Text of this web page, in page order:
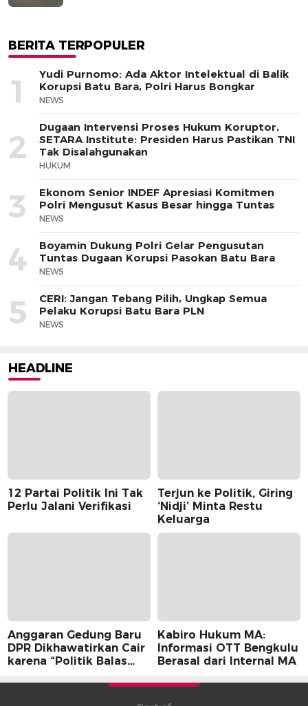
BERITA TERPOPULER
1
Yudi Purnomo: Ada Aktor Intelektual di Balik
Korupsi Batu Bara, Polri Harus Bongkar
NEWS
2
Dugaan Intervensi Proses Hukum Koruptor,
SETARA Institute: Presiden Harus Pastikan TNI
Tak Disalahgunakan
HUKUM
3
Ekonom Senior INDEF Apresiasi Komitmen
Polri Mengusut Kasus Besar hingga Tuntas
NEWS
4
Boyamin Dukung Polri Gelar Pengusutan
Tuntas Dugaan Korupsi Pasokan Batu Bara
NEWS
5
CERI: Jangan Tebang Pilih, Ungkap Semua
Pelaku Korupsi Batu Bara PLN
NEWS
HEADLINE
12 Partai Politik Ini Tak
Perlu Jalani Verifikasi
Terjun ke Politik, Giring
‘Nidji’ Minta Restu
Keluarga
Anggaran Gedung Baru
DPR Dikhawatirkan Cair
karena “Politik Balas
Kabiro Hukum MA:
Informasi OTT Bengkulu
Berasal dari Internal MA